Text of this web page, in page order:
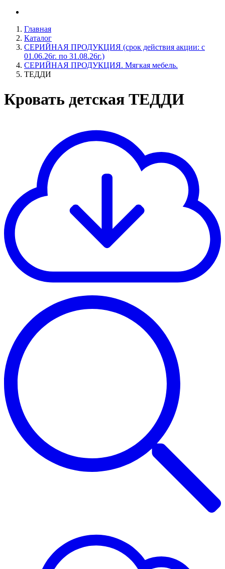
Главная
Каталог
СЕРИЙНАЯ ПРОДУКЦИЯ (срок действия акции: с
01.06.26г. по 31.08.26г.)
СЕРИЙНАЯ ПРОДУКЦИЯ. Мягкая мебель.
ТЕДДИ
Кровать детская ТЕДДИ